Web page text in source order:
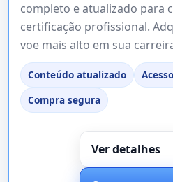
completo e atualizado para
certificação profissional.
voe mais alto em sua
Conteúdo atualizado
Compra segura
Ver detalhes